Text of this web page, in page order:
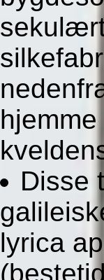
hjemme
Disse
lyrica